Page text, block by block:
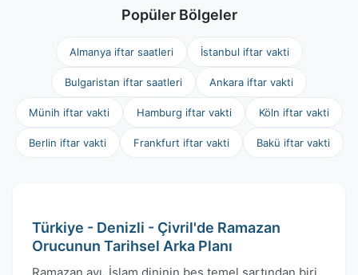
Popüler Bölgeler
Almanya iftar saatleri İstanbul iftar vakti
Bulgaristan iftar saatleri Ankara iftar vakti
Münih iftar vakti Hamburg iftar vakti Köln iftar vakti
Berlin iftar vakti Frankfurt iftar vakti Bakü iftar vakti
Türkiye - Denizli - Çivril'de Ramazan
Orucunun Tarihsel Arka Planı